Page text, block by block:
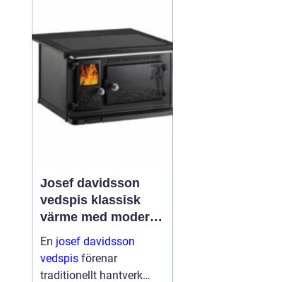
av stabila fundament
för...
Josef davidsson
vedspis klassisk
värme med modern
funktion
En josef davidsson
vedspis förenar
traditionellt hantverk